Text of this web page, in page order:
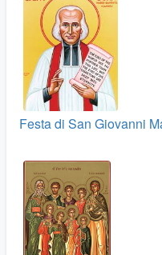
Festa di San Giovanni